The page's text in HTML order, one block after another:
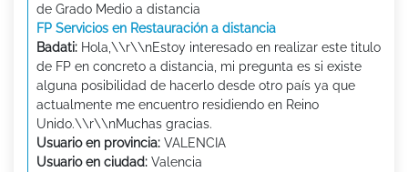
de Grado Medio a distancia
FP Servicios en Restauración a distancia
Badati: Hola,\\r\\nEstoy interesado en realizar este titulo
de FP en concreto a distancia, mi pregunta es si existe
alguna posibilidad de hacerlo desde otro país ya que
actualmente me encuentro residiendo en Reino
Unido.\\r\\nMuchas gracias.
Usuario en provincia: VALENCIA
Usuario en ciudad: Valencia